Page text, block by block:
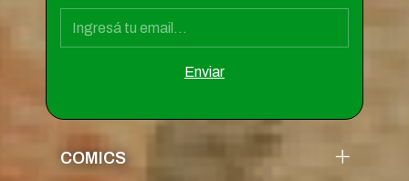
COMICS